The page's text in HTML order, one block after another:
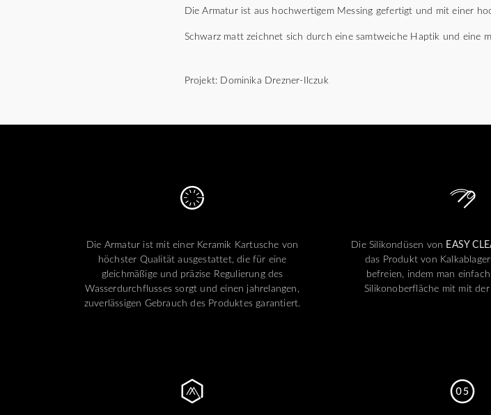
Die Armatur ist aus hochwertigem Messing gefertigt und mit einer
Schwarz matt zeichnet sich durch eine samtweiche Haptik und eine
Projekt: Dominika Drezner-Ilczuk
Die Armatur ist mit einer Keramik Kartusche von
höchster Qualität ausgestattet, die für eine
gleichmäßige und präzise Regulierung des
Wasserdurchflusses sorgt und einen jahrelangen,
zuverlässigen Gebrauch des Produktes garantiert.
Die Silikondüsen von EASY
das Produkt von
befreien, indem man
Silikonoberfläche mit mit